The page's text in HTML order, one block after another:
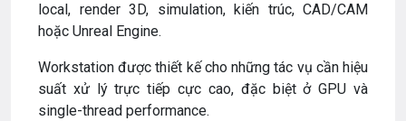
local, render 3D, simulation, kiến trúc, CAD/CAM
hoặc Unreal Engine.
Workstation được thiết kế cho những tác vụ cần hiệu
suất xử lý trực tiếp cực cao, đặc biệt ở GPU và
single-thread performance.